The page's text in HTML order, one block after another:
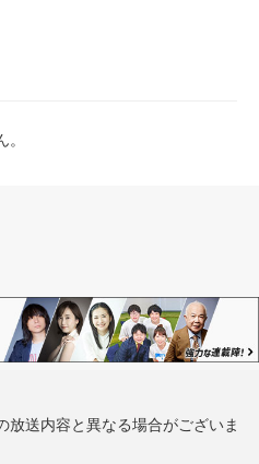
放送内容と異なる場合がございま